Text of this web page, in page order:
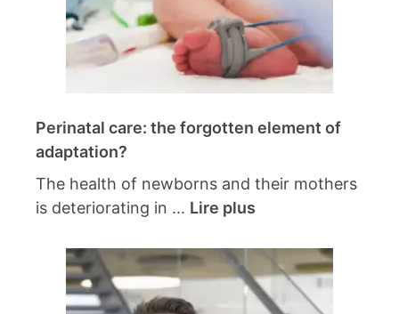
Perinatal care: the forgotten element of
adaptation?
The health of newborns and their mothers
is deteriorating in ... Lire plus